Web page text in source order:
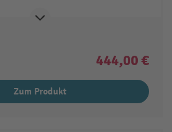
444,00 €
Zum Produkt